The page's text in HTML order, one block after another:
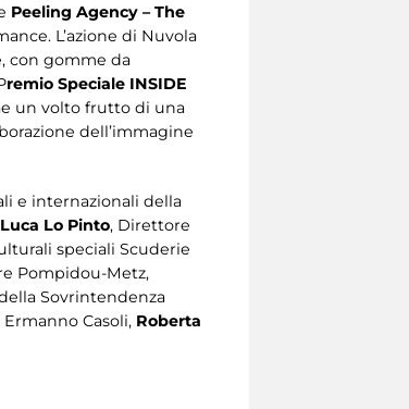
Peeling Agency – The
L’azione di Nuvola
con gomme da
remio Speciale INSIDE
un volto frutto di una
dell’immagine
e internazionali della
Lo Pinto, Direttore
speciali Scuderie
Pompidou-Metz,
Sovrintendenza
Casoli, Roberta